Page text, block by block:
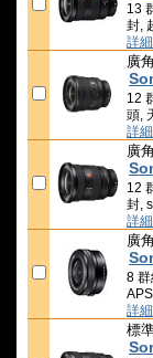
13
封,
詳
廣
12
頭,
詳
廣
12
封,
詳
廣
8
詳
標